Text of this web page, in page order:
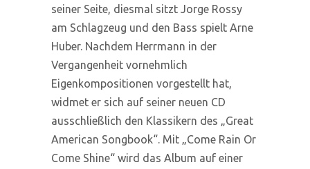
seiner Seite, diesmal sitzt Jorge Rossy
am Schlagzeug und den Bass spielt Arne
Huber. Nachdem Herrmann in der
Vergangenheit vornehmlich
Eigenkompositionen vorgestellt hat,
widmet er sich auf seiner neuen CD
ausschließlich den Klassikern des „Great
American Songbook“. Mit „Come Rain Or
Come Shine“ wird das Album auf einer